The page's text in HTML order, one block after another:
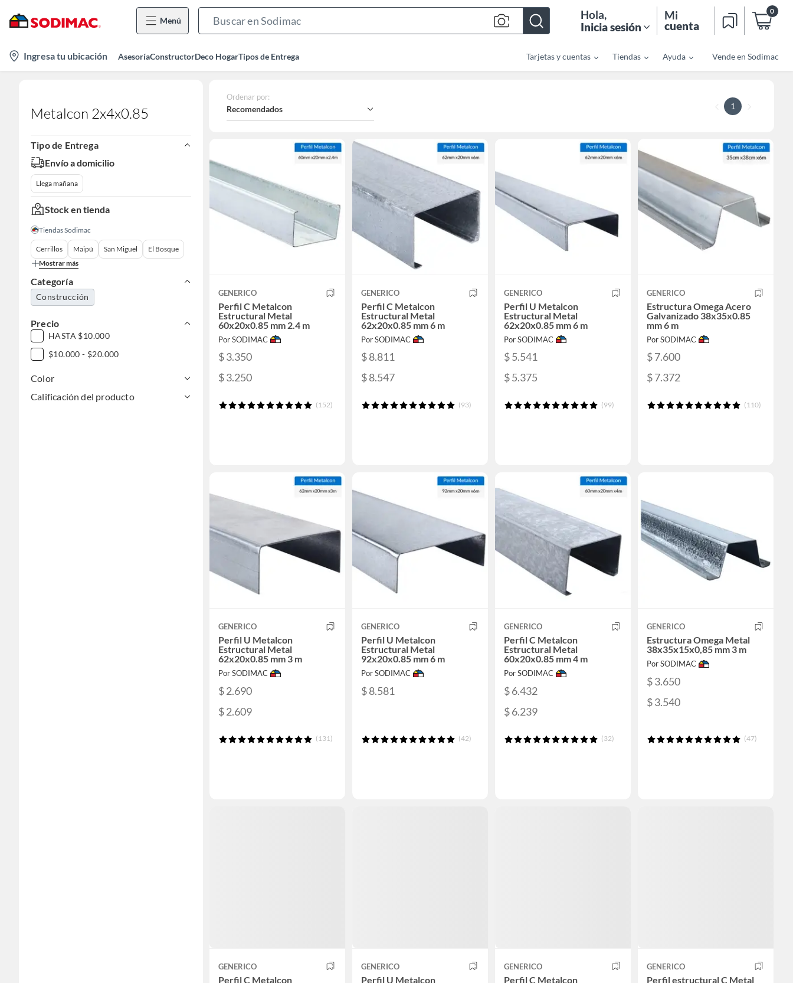
Menú
Bar
Hola,
Inicia sesión
Mi
cuenta
0
location-
icon
Ingresa tu ubicación AsesoríaConstructorDeco HogarTipos de Entrega Tarjetas y cuentas Tiendas Ayuda Vende en Sodimac
Metalcon 2x4x0.85
Tipo de Entrega
Envío a domicilio
Llega mañana
Stock en tienda
Tiendas Sodimac
Cerrillos Maipú San Miguel
El Bosque
Mostrar más
Categoría
Construcción
Precio
HASTA $10.000
$10.000 - $20.000
Color
Calificación del producto
Ordenar por:
Recomendados 1
GENERICO
Perfil C Metalcon
Estructural Metal
60x20x0.85 mm 2.4 m
Por SODIMAC
$ 3.350
$ 3.250
(152)
GENERICO
Perfil C Metalcon
Estructural Metal
62x20x0.85 mm 6 m
Por SODIMAC
$ 8.811
$ 8.547
(93)
GENERICO
Perfil U Metalcon
Estructural Metal
62x20x0.85 mm 6 m
Por SODIMAC
$ 5.541
$ 5.375
(99)
GENERICO
Estructura Omega Acero
Galvanizado 38x35x0.85
mm 6 m
Por SODIMAC
$ 7.600
$ 7.372
(110)
GENERICO
Perfil U Metalcon
Estructural Metal
62x20x0.85 mm 3 m
Por SODIMAC
$ 2.690
$ 2.609
(131)
GENERICO
Perfil U Metalcon
Estructural Metal
92x20x0.85 mm 6 m
Por SODIMAC
$ 8.581
(42)
GENERICO
Perfil C Metalcon
Estructural Metal
60x20x0.85 mm 4 m
Por SODIMAC
$ 6.432
$ 6.239
(32)
GENERICO
Estructura Omega Metal
38x35x15x0,85 mm 3 m
Por SODIMAC
$ 3.650
$ 3.540
(47)
GENERICO
Perfil C Metalcon
GENERICO
Perfil U Metalcon
GENERICO
Perfil C Metalcon
GENERICO
Perfil estructural C Metal